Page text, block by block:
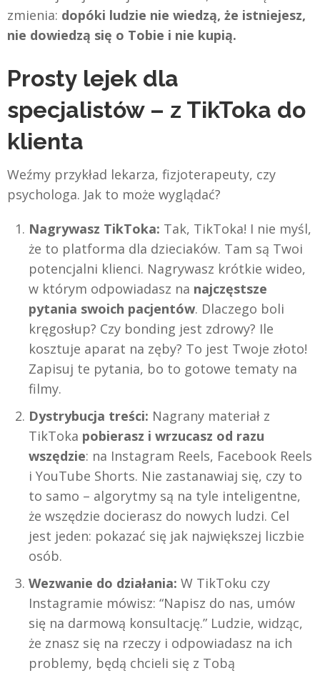
zmienia: dopóki ludzie nie wiedzą, że istniejesz,
nie dowiedzą się o Tobie i nie kupią.
Prosty lejek dla
specjalistów – z TikToka do
klienta
Weźmy przykład lekarza, fizjoterapeuty, czy
psychologa. Jak to może wyglądać?
Nagrywasz TikToka: Tak, TikToka! I nie myśl,
że to platforma dla dzieciaków. Tam są Twoi
potencjalni klienci. Nagrywasz krótkie wideo,
w którym odpowiadasz na najczęstsze
pytania swoich pacjentów. Dlaczego boli
kręgosłup? Czy bonding jest zdrowy? Ile
kosztuje aparat na zęby? To jest Twoje złoto!
Zapisuj te pytania, bo to gotowe tematy na
filmy.
Dystrybucja treści: Nagrany materiał z
TikToka pobierasz i wrzucasz od razu
wszędzie: na Instagram Reels, Facebook Reels
i YouTube Shorts. Nie zastanawiaj się, czy to
to samo – algorytmy są na tyle inteligentne,
że wszędzie docierasz do nowych ludzi. Cel
jest jeden: pokazać się jak największej liczbie
osób.
Wezwanie do działania: W TikToku czy
Instagramie mówisz: “Napisz do nas, umów
się na darmową konsultację.” Ludzie, widząc,
że znasz się na rzeczy i odpowiadasz na ich
problemy, będą chcieli się z Tobą